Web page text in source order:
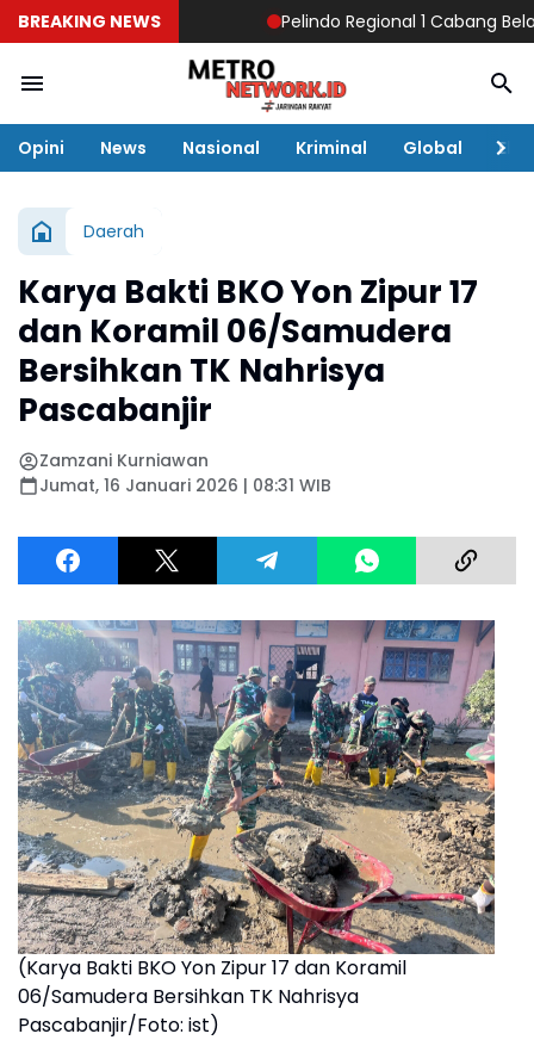
BREAKING NEWS Pelindo Regional 1 Cabang
Opini News Nasional Kriminal Global
Daerah
Karya Bakti BKO Yon Zipur 17
dan Koramil 06/Samudera
Bersihkan TK Nahrisya
Pascabanjir
Zamzani Kurniawan
Jumat, 16 Januari 2026 | 08:31 WIB
(Karya Bakti BKO Yon Zipur 17 dan Koramil
06/Samudera Bersihkan TK Nahrisya
Pascabanjir/Foto: ist)